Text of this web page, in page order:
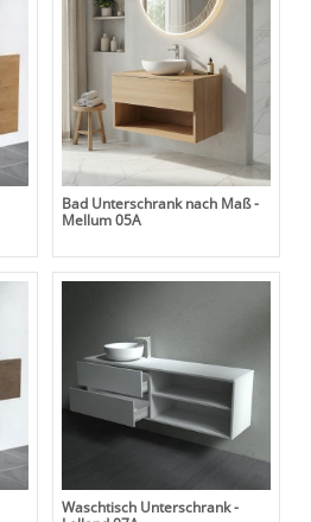
Bad Unterschrank nach Maß -
Mellum 05A
Waschtisch Unterschrank -